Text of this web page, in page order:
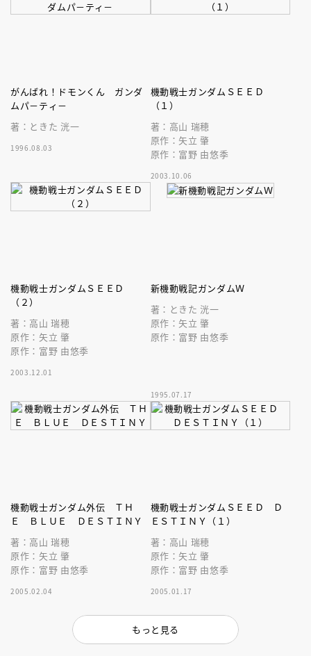
がんばれ！ドモンくん ガンダ
ムパ－ティ－
著：ときた 洸一
1996.08.03
機動戦士ガンダムＳＥＥＤ
（１）
著：高山 瑞穂
原作：矢立 肇
原作：富野 由悠季
2003.10.06
機動戦士ガンダムＳＥＥＤ
（２）
著：高山 瑞穂
原作：矢立 肇
原作：富野 由悠季
2003.12.01
新機動戦記ガンダムＷ
著：ときた 洸一
原作：矢立 肇
原作：富野 由悠季
1995.07.17
機動戦士ガンダム外伝 ＴＨ
Ｅ ＢＬＵＥ ＤＥＳＴＩＮＹ
著：高山 瑞穂
原作：矢立 肇
原作：富野 由悠季
2005.02.04
機動戦士ガンダムＳＥＥＤ Ｄ
ＥＳＴＩＮＹ（１）
著：高山 瑞穂
原作：矢立 肇
原作：富野 由悠季
2005.01.17
もっと見る